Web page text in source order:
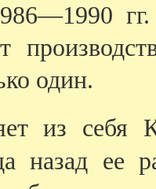
один.
из себя
назад ее